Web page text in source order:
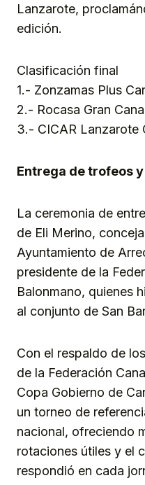
Lanzarote,
edición.
Clasificación final
1.- Zonzamas Plus
2.- Rocasa Gran
3.- CICAR Lanzarote
Entrega de trofeos
La ceremonia de
de Eli Merino,
Ayuntamiento de
presidente de la
Balonmano, quienes
al conjunto de San
Con el respaldo de
de la Federación
Copa Gobierno de
un torneo de
nacional, ofreciendo
rotaciones útiles y el
respondió en cada